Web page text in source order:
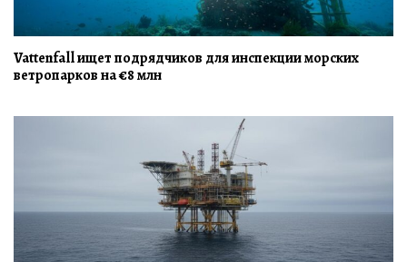
Vattenfall ищет подрядчиков для инспекции морских
ветропарков на €8 млн